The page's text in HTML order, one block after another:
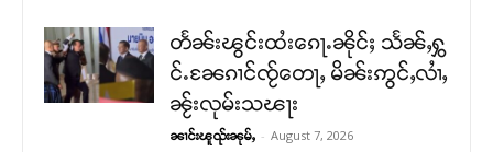
တႅၼ်းၽွင်းထႆးၵေႃႉၼိုင်ႈ သႅၼ်ႇႁွ
င်ႉၼႄၵၢင်ၸႂ်တေႃႇ မိၼ်းဢွင်ႇလၢႆႇ
ၼႂ်းလုမ်းသၽႃး
ၼၢင်းၽူၺ်းၼုမ်ႇ - August 7, 2026